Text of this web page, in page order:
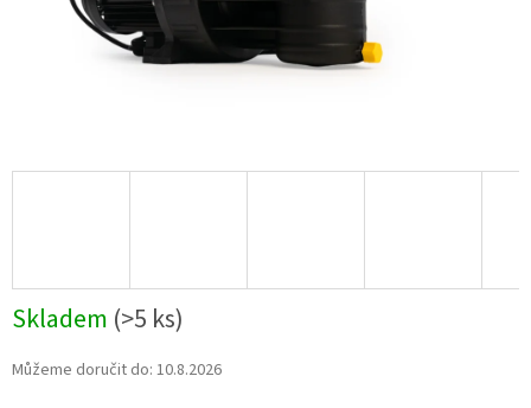
Skladem (>5 ks)
Můžeme doručit do: 10.8.2026